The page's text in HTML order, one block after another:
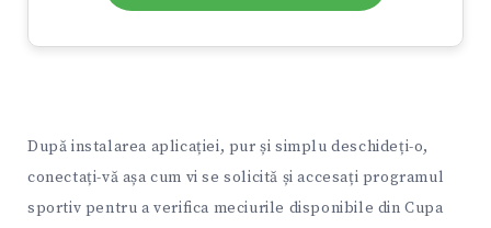
După instalarea aplicației, pur și simplu deschideți-o,
conectați-vă așa cum vi se solicită și accesați programul
sportiv pentru a verifica meciurile disponibile din Cupa